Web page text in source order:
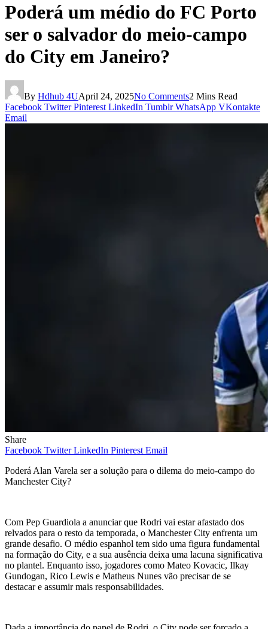
Poderá um médio do FC Porto
ser o salvador do meio-campo
do City em Janeiro?
By Hdhub 4UApril 24, 2025No Comments2 Mins Read
Facebook Twitter Pinterest LinkedIn Tumblr WhatsApp VKontakte
Email
Share
Facebook Twitter LinkedIn Pinterest Email
Poderá Alan Varela ser a solução para o dilema do meio-campo do
Manchester City?
Com Pep Guardiola a anunciar que Rodri vai estar afastado dos
relvados para o resto da temporada, o Manchester City enfrenta um
grande desafio. O médio espanhol tem sido uma figura fundamental
na formação do City, e a sua ausência deixa uma lacuna significativa
no plantel. Enquanto isso, jogadores como Mateo Kovacic, Ilkay
Gundogan, Rico Lewis e Matheus Nunes vão precisar de se
destacar e assumir mais responsabilidades.